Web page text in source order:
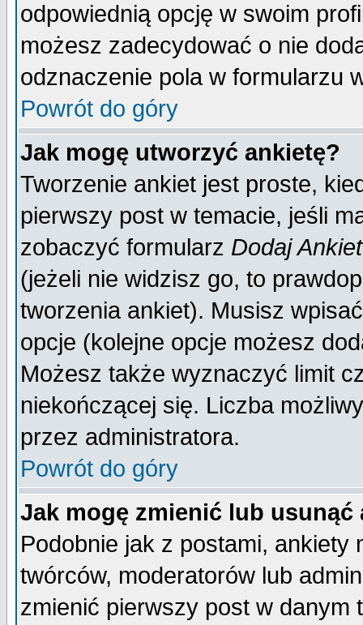
odpowiednią opcję w swoim
możesz zadecydować o nie
odznaczenie pola w formularzu
Powrót do góry
Jak mogę utworzyć ankietę?
Tworzenie ankiet jest proste,
pierwszy post w temacie, jeśli
zobaczyć formularz Dodaj
(jeżeli nie widzisz go, to
tworzenia ankiet). Musisz
opcje (kolejne opcje możesz
Możesz także wyznaczyć limit
niekończącej się. Liczba
przez administratora.
Powrót do góry
Jak mogę zmienić lub usunąć
Podobnie jak z postami,
twórców, moderatorów lub
zmienić pierwszy post w